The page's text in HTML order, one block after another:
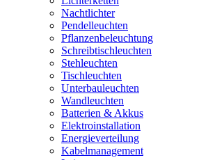
Nachtlichter
Pendelleuchten
Pflanzenbeleuchtung
Schreibtischleuchten
Stehleuchten
Tischleuchten
Unterbauleuchten
Wandleuchten
Batterien & Akkus
Elektroinstallation
Energieverteilung
Kabelmanagement